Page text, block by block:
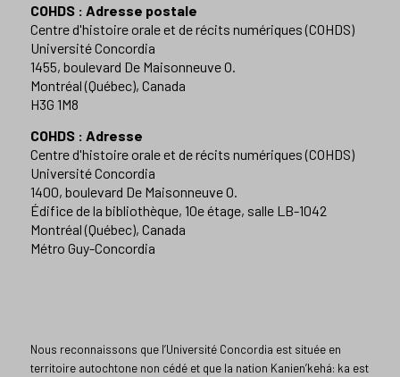
COHDS : Adresse postale
Centre d'histoire orale et de récits numériques (COHDS)
Université Concordia
1455, boulevard De Maisonneuve O.
Montréal (Québec), Canada
H3G 1M8
COHDS : Adresse
Centre d'histoire orale et de récits numériques (COHDS)
Université Concordia
1400, boulevard De Maisonneuve O.
Édifice de la bibliothèque, 10e étage, salle LB-1042
Montréal (Québec), Canada
Métro Guy-Concordia
Nous reconnaissons que l’Université Concordia est située en
territoire autochtone non cédé et que la nation Kanien’kehá: ka est